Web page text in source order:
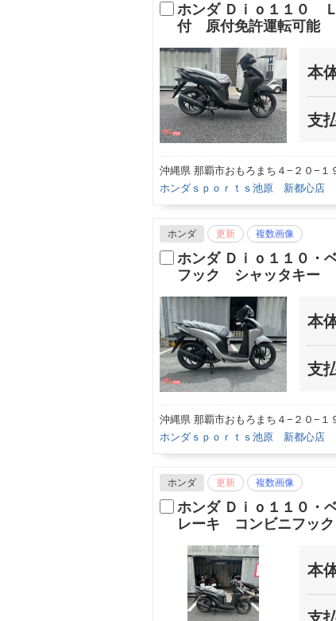
ホンダ Ｄｉｏ１１０
付 原付免許運転可能
本
支
沖縄県 那覇市おもろまち４−２０−１
ホンダｓｐｏｒｔｓ池原 新都心店
ホンダ 更新 複数画像
ホンダ Ｄｉｏ１１０
フック シャッタキー
本
支
沖縄県 那覇市おもろまち４−２０−１
ホンダｓｐｏｒｔｓ池原 新都心店
ホンダ 更新 複数画像
ホンダ Ｄｉｏ１１０
レーキ コンビニフッ
本
支